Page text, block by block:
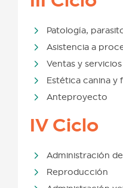
Patología,
Asistencia a
Ventas y servicios
Estética canina y
Anteproyecto
IV Ciclo
Administración
Reproducción